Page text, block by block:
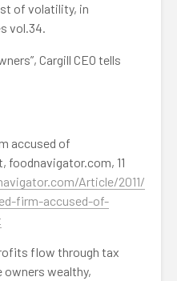
of volatility, in
vol.34.
Cargill CEO tells
accused of
foodnavigator.com, 11
Article/2011/
firm-accused-of-
flow through tax
owners wealthy,